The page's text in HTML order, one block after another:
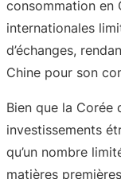
consommation en
internationales
d’échanges,
Chine pour son
Bien que la Corée
investissements
qu’un nombre
matières